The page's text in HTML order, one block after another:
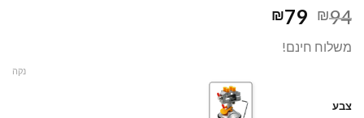
₪94
המחיר
היה:
₪79
משלוח חינם!
צבע
נקה